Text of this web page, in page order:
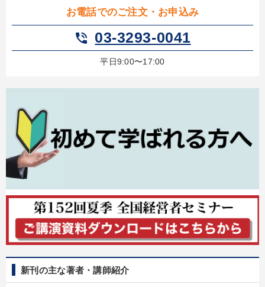
お電話でのご注文・お申込み
phone_in_talk 03-3293-0041
平日9:00〜17:00
新刊の主な著者・講師紹介